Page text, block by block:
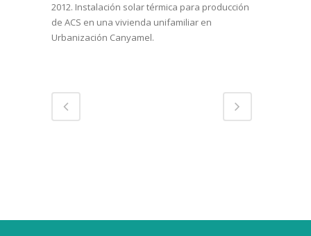
2012. Instalación solar térmica para producción
de ACS en una vivienda unifamiliar en
Urbanización Canyamel.